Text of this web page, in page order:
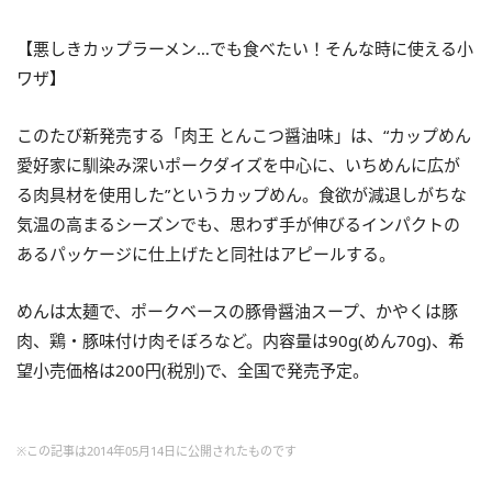
【悪しきカップラーメン…でも食べたい！そんな時に使える小
ワザ】
このたび新発売する「肉王 とんこつ醤油味」は、“カップめん
愛好家に馴染み深いポークダイズを中心に、いちめんに広が
る肉具材を使用した”というカップめん。食欲が減退しがちな
気温の高まるシーズンでも、思わず手が伸びるインパクトの
あるパッケージに仕上げたと同社はアピールする。
めんは太麺で、ポークベースの豚骨醤油スープ、かやくは豚
肉、鶏・豚味付け肉そぼろなど。内容量は90g(めん70g)、希
望小売価格は200円(税別)で、全国で発売予定。
※この記事は2014年05月14日に公開されたものです